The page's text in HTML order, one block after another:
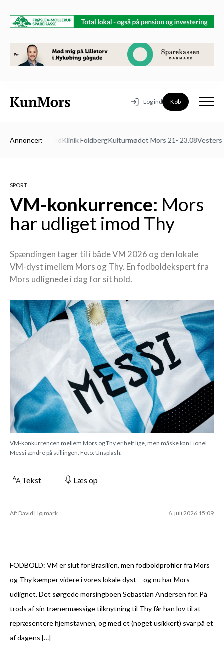
Log ind Køb
Annoncer:
Autoværksted Klinik FoldbergKulturmødet Mors 21- 23.08Vesters
SPORT
VM-konkurrence: Mors
har udliget imod Thy
Spændingen tager til i både VM 2026 og den lokale
VM-dyst imellem Mors og Thy. En fodboldekspert fra
Mors udlignede i dag for sit hold.
VM-konkurrencen mellem Mors og Thy er helt lige, men måske kan Lionel
Messi ændre på stillingen. Foto: Unsplash.
Tekst Læs op
Af: David Højmark 6. juli 2026 15:09
FODBOLD: VM er slut for Brasilien, men fodboldprofiler fra Mors
og Thy kæmper videre i vores lokale dyst – og nu har Mors
udlignet. Det sørgede morsingboen Sebastian Andersen for. På
trods af sin trænermæssige tilknytning til Thy får han lov til at
repræsentere hjemstavnen, og med et (noget usikkert) svar på et
af dagens […]